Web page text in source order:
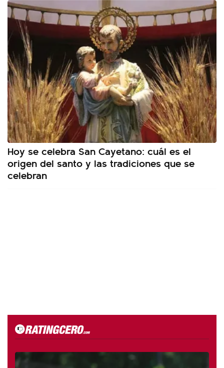
Hoy se celebra San Cayetano: cuál es el
origen del santo y las tradiciones que se
celebran